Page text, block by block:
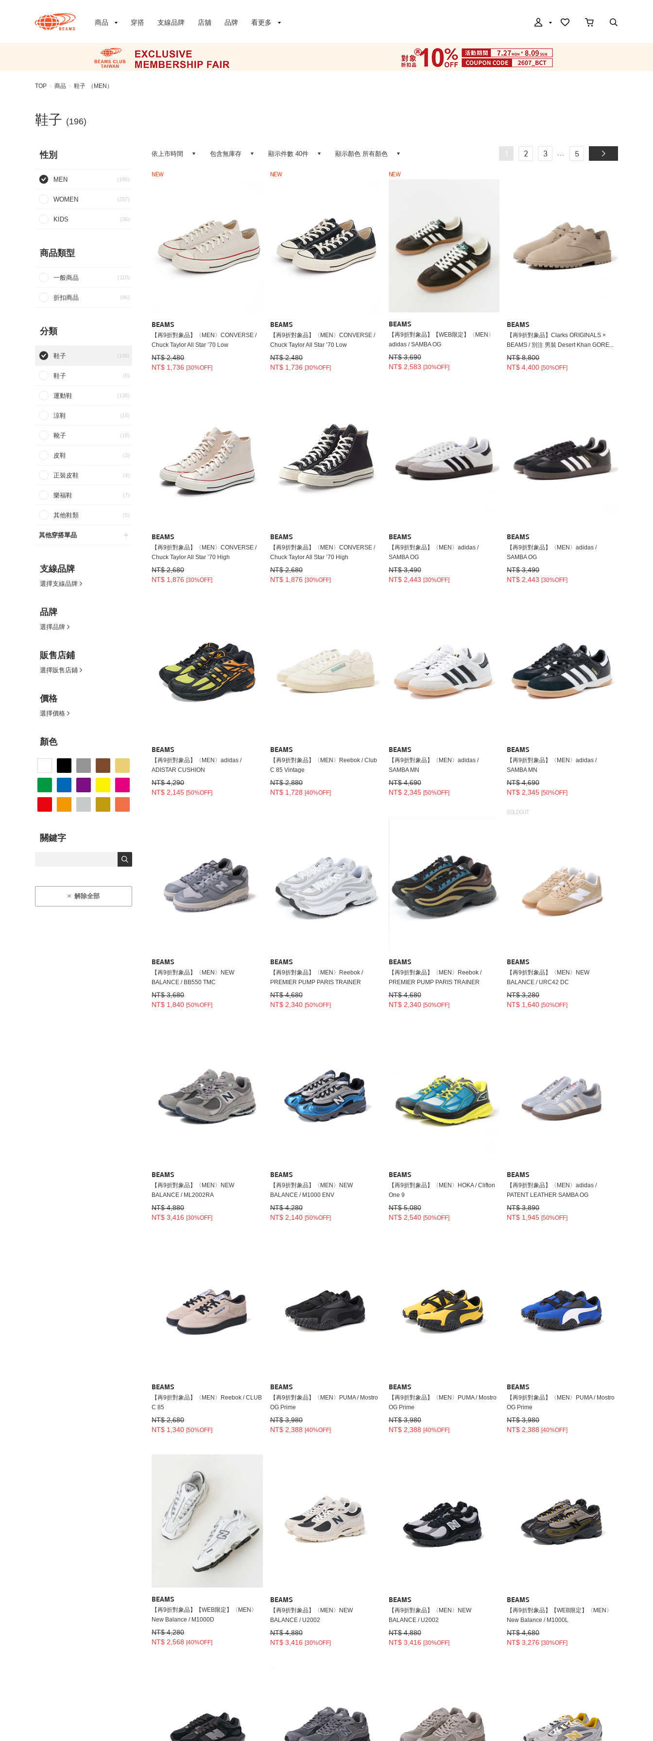
商品 穿搭 支線品牌 店舖 品牌 看更多
TOP > 商品 > 鞋子 （MEN）
鞋子 (196)
性別
MEN (196)
WOMEN (257)
KIDS (36)
商品類型
一般商品 (110)
折扣商品 (86)
分類
鞋子 (196)
鞋子 (5)
運動鞋 (138)
涼鞋 (16)
靴子 (18)
皮鞋 (3)
正裝皮鞋 (4)
樂福鞋 (7)
其他鞋類 (5)
其他穿搭單品
支線品牌
選擇支線品牌
品牌
選擇品牌
販售店鋪
選擇販售店鋪
價格
選擇價格
顏色
關鍵字
解除全部
依上市時間 包含無庫存 顯示件數 40件 顯示顏色 所有顏色 1 2 3 ... 5
NEW
BEAMS
【再9折對象品】〈MEN〉CONVERSE /
Chuck Taylor All Star ’70 Low
NT$ 2,480
NT$ 1,736 [30%OFF]
NEW
BEAMS
【再9折對象品】〈MEN〉CONVERSE /
Chuck Taylor All Star ’70 Low
NT$ 2,480
NT$ 1,736 [30%OFF]
NEW
BEAMS
【再9折對象品】【WEB限定】〈MEN〉
adidas / SAMBA OG
NT$ 3,690
NT$ 2,583 [30%OFF]
BEAMS
【再9折對象品】Clarks ORIGINALS ×
BEAMS / 別注 男裝 Desert Khan GORE...
NT$ 8,800
NT$ 4,400[50%OFF]
BEAMS
【再9折對象品】〈MEN〉CONVERSE /
Chuck Taylor All Star ’70 High
NT$ 2,680
NT$ 1,876 [30%OFF]
BEAMS
【再9折對象品】〈MEN〉CONVERSE /
Chuck Taylor All Star ’70 High
NT$ 2,680
NT$ 1,876 [30%OFF]
BEAMS
【再9折對象品】〈MEN〉adidas /
SAMBA OG
NT$ 3,490
NT$ 2,443 [30%OFF]
BEAMS
【再9折對象品】〈MEN〉adidas /
SAMBA OG
NT$ 3,490
NT$ 2,443[30%OFF]
BEAMS
【再9折對象品】〈MEN〉adidas /
ADISTAR CUSHION
NT$ 4,290
NT$ 2,145 [50%OFF]
BEAMS
【再9折對象品】〈MEN〉Reebok / Club
C 85 Vintage
NT$ 2,880
NT$ 1,728 [40%OFF]
BEAMS
【再9折對象品】〈MEN〉adidas /
SAMBA MN
NT$ 4,690
NT$ 2,345 [50%OFF]
BEAMS
【再9折對象品】〈MEN〉adidas /
SAMBA MN
NT$ 4,690
NT$ 2,345[50%OFF]
BEAMS
【再9折對象品】〈MEN〉NEW
BALANCE / BB550 TMC
NT$ 3,680
NT$ 1,840 [50%OFF]
BEAMS
【再9折對象品】〈MEN〉Reebok /
PREMIER PUMP PARIS TRAINER
NT$ 4,680
NT$ 2,340 [50%OFF]
BEAMS
【再9折對象品】〈MEN〉Reebok /
PREMIER PUMP PARIS TRAINER
NT$ 4,680
NT$ 2,340 [50%OFF]
SOLDOUT
BEAMS
【再9折對象品】〈MEN〉NEW
BALANCE / URC42 DC
NT$ 3,280
NT$ 1,640[50%OFF]
BEAMS
【再9折對象品】〈MEN〉NEW
BALANCE / ML2002RA
NT$ 4,880
NT$ 3,416 [30%OFF]
BEAMS
【再9折對象品】〈MEN〉NEW
BALANCE / M1000 ENV
NT$ 4,280
NT$ 2,140 [50%OFF]
BEAMS
【再9折對象品】〈MEN〉HOKA / Clifton
One 9
NT$ 5,080
NT$ 2,540 [50%OFF]
BEAMS
【再9折對象品】〈MEN〉adidas /
PATENT LEATHER SAMBA OG
NT$ 3,890
NT$ 1,945[50%OFF]
BEAMS
【再9折對象品】〈MEN〉Reebok / CLUB
C 85
NT$ 2,680
NT$ 1,340 [50%OFF]
BEAMS
【再9折對象品】〈MEN〉PUMA / Mostro
OG Prime
NT$ 3,980
NT$ 2,388 [40%OFF]
BEAMS
【再9折對象品】〈MEN〉PUMA / Mostro
OG Prime
NT$ 3,980
NT$ 2,388 [40%OFF]
BEAMS
【再9折對象品】〈MEN〉PUMA / Mostro
OG Prime
NT$ 3,980
NT$ 2,388[40%OFF]
BEAMS
【再9折對象品】【WEB限定】〈MEN〉
New Balance / M1000D
NT$ 4,280
NT$ 2,568 [40%OFF]
BEAMS
【再9折對象品】〈MEN〉NEW
BALANCE / U2002
NT$ 4,880
NT$ 3,416 [30%OFF]
BEAMS
【再9折對象品】〈MEN〉NEW
BALANCE / U2002
NT$ 4,880
NT$ 3,416 [30%OFF]
BEAMS
【再9折對象品】【WEB限定】〈MEN〉
New Balance / M1000L
NT$ 4,680
NT$ 3,276[30%OFF]